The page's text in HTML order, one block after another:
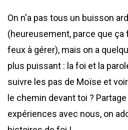
On n'a pas tous un buisson
(heureusement, parce que ça
feux à gérer), mais on a
plus puissant : la foi et la
suivre les pas de Moïse et
le chemin devant toi ?
expériences avec nous, on